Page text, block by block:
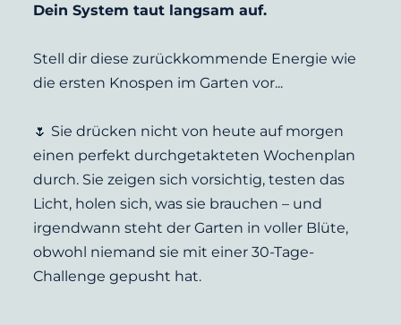
Dein System taut langsam auf.
Stell dir diese zurückkommende Energie wie
die ersten Knospen im Garten vor...
🌷 Sie drücken nicht von heute auf morgen
einen perfekt durchgetakteten Wochenplan
durch. Sie zeigen sich vorsichtig, testen das
Licht, holen sich, was sie brauchen – und
irgendwann steht der Garten in voller Blüte,
obwohl niemand sie mit einer 30-Tage-
Challenge gepusht hat.